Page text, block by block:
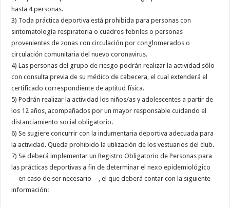
hasta 4 personas.
3) Toda práctica deportiva está prohibida para personas con
sintomatología respiratoria o cuadros febriles o personas
provenientes de zonas con circulación por conglomerados o
circulación comunitaria del nuevo coronavirus.
4) Las personas del grupo de riesgo podrán realizar la actividad sólo
con consulta previa de su médico de cabecera, el cual extenderá el
certificado correspondiente de aptitud física.
5) Podrán realizar la actividad los niños/as y adolescentes a partir de
los 12 años, acompañados por un mayor responsable cuidando el
distanciamiento social obligatorio.
6) Se sugiere concurrir con la indumentaria deportiva adecuada para
la actividad. Queda prohibido la utilización de los vestuarios del club.
7) Se deberá implementar un Registro Obligatorio de Personas para
las prácticas deportivas a fin de determinar el nexo epidemiológico
—en caso de ser necesario—, el que deberá contar con la siguiente
información: